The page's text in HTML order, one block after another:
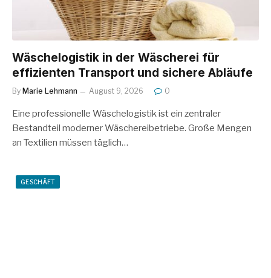
Wäschelogistik in der Wäscherei für
effizienten Transport und sichere Abläufe
By Marie Lehmann August 9, 2026 0
Eine professionelle Wäschelogistik ist ein zentraler
Bestandteil moderner Wäschereibetriebe. Große Mengen
an Textilien müssen täglich…
GESCHÄFT